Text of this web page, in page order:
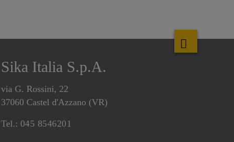
Sika Italia S.p.A.
via G. Rossini, 22
37060 Castel d'Azzano (VR)
Tel.: 045 8546201